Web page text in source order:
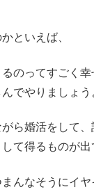
といえば、
のってすごく
でやりましょう
ら婚活をして
て得るものが出
んなそうにイ